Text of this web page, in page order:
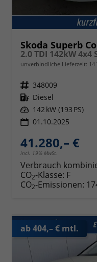
Skoda Superb
unverbindliche Lieferzeit: 14
Fahrzeugnr. 348009
Kraftstoff Diesel
Leistung 142 kW (193 PS)
01.10.2025
41.280,– €
incl. 19% MwSt.
Verbrauch
CO2-Klasse: F
CO2-Emissionen:
ab 404,– € mtl.